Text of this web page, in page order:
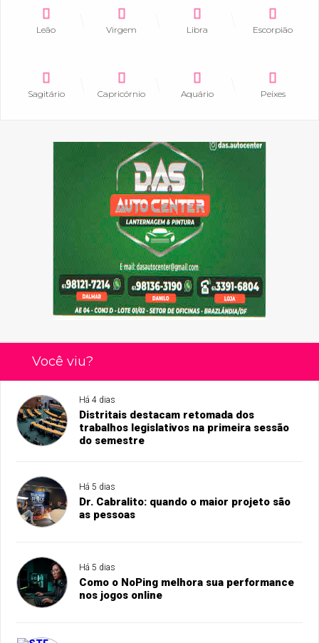
Leão Virgem Libra Escorpião
Sagitário Capricórnio Aquário Peixes
Você viu?
Há 4 dias
Distritais destacam retomada dos
trabalhos legislativos na primeira sessão
do semestre
Há 5 dias
Dr. Cabralito: quando o maior projeto são
as pessoas
Há 5 dias
Como o NoPing melhora sua performance
nos jogos online